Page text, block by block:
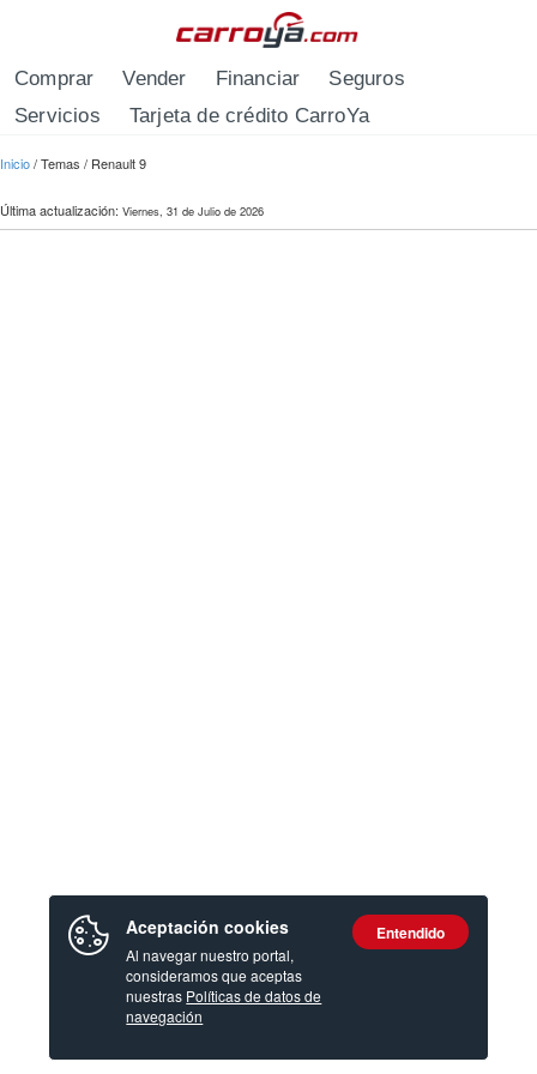
Comprar Vender Financiar
Seguros
Servicios
Tarjeta de crédito CarroYa
Se encuentra usted aquí
Inicio/Temas / Renault 9
Última actualización: Viernes, 31 de Julio de 2026
Aceptación cookies
Al navegar nuestro portal,
consideramos que aceptas
nuestras Políticas de datos de
navegación
Entendido